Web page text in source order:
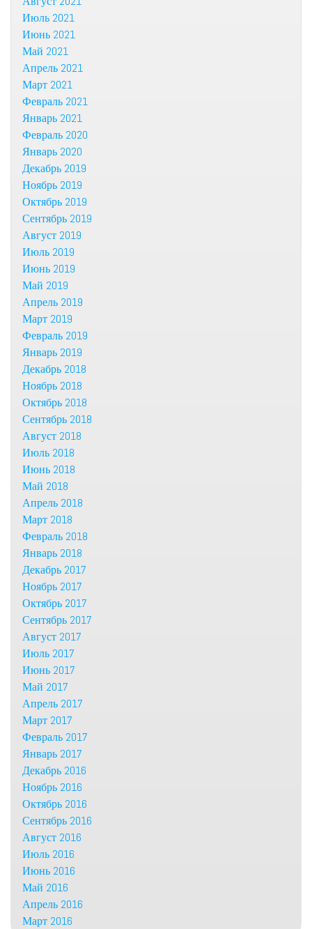
Июль 2021
Июнь 2021
Май 2021
Апрель 2021
Март 2021
Февраль 2021
Январь 2021
Февраль 2020
Январь 2020
Декабрь 2019
Ноябрь 2019
Октябрь 2019
Сентябрь 2019
Август 2019
Июль 2019
Июнь 2019
Май 2019
Апрель 2019
Март 2019
Февраль 2019
Январь 2019
Декабрь 2018
Ноябрь 2018
Октябрь 2018
Сентябрь 2018
Август 2018
Июль 2018
Июнь 2018
Май 2018
Апрель 2018
Март 2018
Февраль 2018
Январь 2018
Декабрь 2017
Ноябрь 2017
Октябрь 2017
Сентябрь 2017
Август 2017
Июль 2017
Июнь 2017
Май 2017
Апрель 2017
Март 2017
Февраль 2017
Январь 2017
Декабрь 2016
Ноябрь 2016
Октябрь 2016
Сентябрь 2016
Август 2016
Июль 2016
Июнь 2016
Май 2016
Апрель 2016
Март 2016